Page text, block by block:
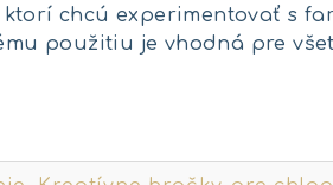
ktorí chcú experimentovať s
použitiu je vhodná pre